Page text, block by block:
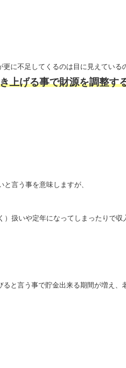
に不足してくるのは目に見えている
上げる事で財源を調整す
言う事を意味しますが、
）扱いや定年になってしまったりで収
と言う事で貯金出来る期間が増え、